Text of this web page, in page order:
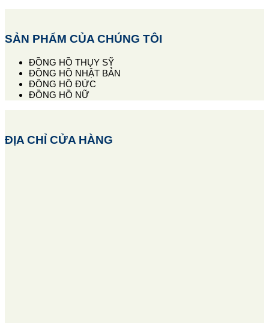
SẢN PHẨM CỦA CHÚNG TÔI
ĐỒNG HỒ THỤY SỸ
ĐỒNG HỒ NHẬT BẢN
ĐỒNG HỒ ĐỨC
ĐỒNG HỒ NỮ
ĐỊA CHỈ CỬA HÀNG